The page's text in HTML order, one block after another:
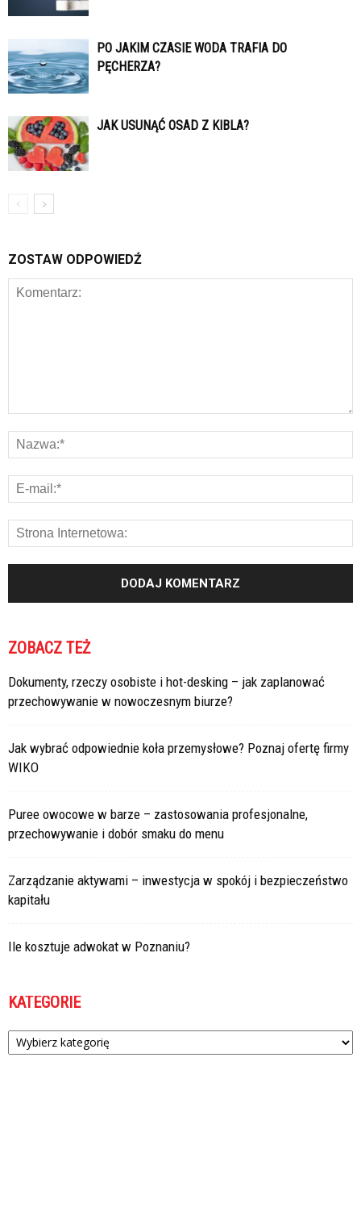
PO JAKIM CZASIE WODA TRAFIA DO
PĘCHERZA?
JAK USUNĄĆ OSAD Z KIBLA?
ZOSTAW ODPOWIEDŹ
ZOBACZ TEŻ
Dokumenty, rzeczy osobiste i hot-desking – jak zaplanować
przechowywanie w nowoczesnym biurze?
Jak wybrać odpowiednie koła przemysłowe? Poznaj ofertę firmy
WIKO
Puree owocowe w barze – zastosowania profesjonalne,
przechowywanie i dobór smaku do menu
Zarządzanie aktywami – inwestycja w spokój i bezpieczeństwo
kapitału
Ile kosztuje adwokat w Poznaniu?
KATEGORIE
Kategorie